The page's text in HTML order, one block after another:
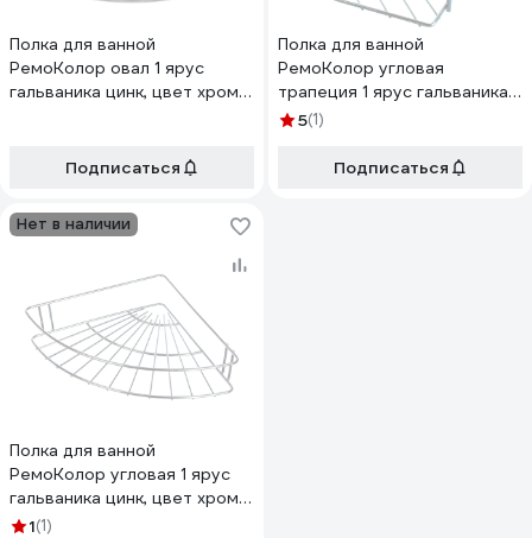
Полка для ванной
РемоКолор овал 1 ярус
гальваника цинк, цвет хром
Подписаться
Полка для ванной
РемоКолор угловая
трапеция 1 ярус гальваника
цинк, цвет хром 67-0-653
5(1)
Подписаться
Нет в наличии
Полка для ванной
РемоКолор угловая 1 ярус
гальваника цинк, цвет хром
67-0-650
1(1)